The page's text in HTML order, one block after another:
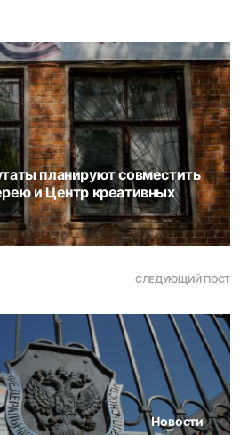
планируют совместить
и Центр креативных
СЛЕДУЮЩИЙ ПОСТ
Новости